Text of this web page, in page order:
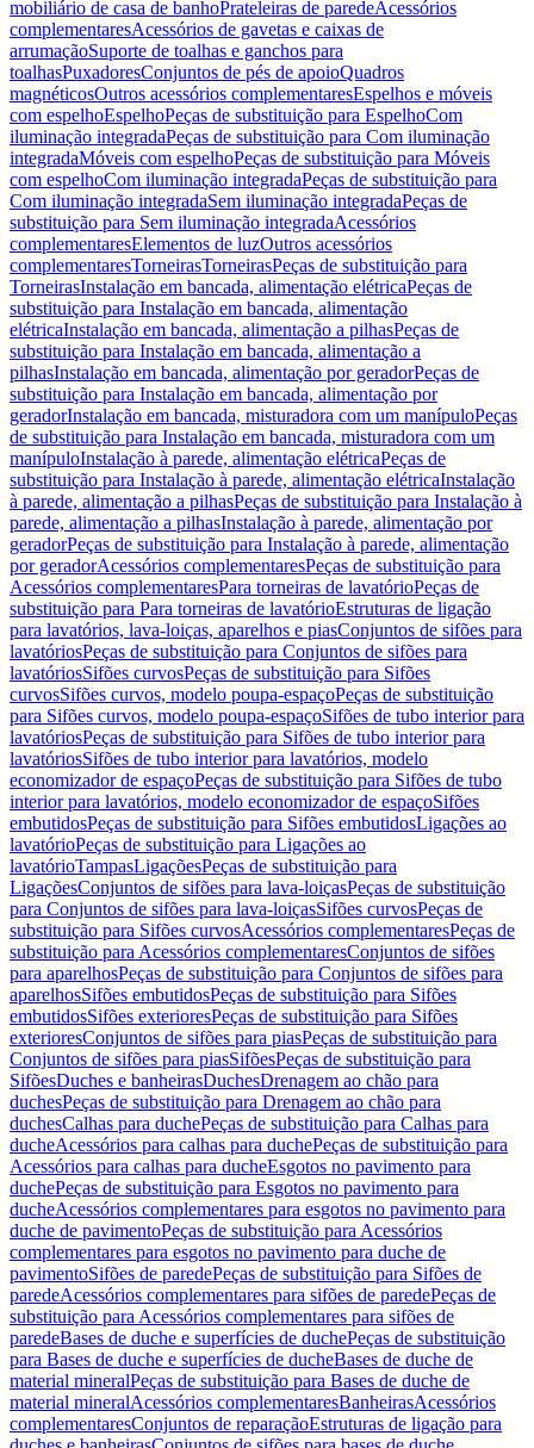
mobiliário de casa de banhoPrateleiras de paredeAcessórios
complementaresAcessórios de gavetas e caixas de
arrumaçãoSuporte de toalhas e ganchos para
toalhasPuxadoresConjuntos de pés de apoioQuadros
magnéticosOutros acessórios complementaresEspelhos e móveis
com espelhoEspelhoPeças de substituição para EspelhoCom
iluminação integradaPeças de substituição para Com iluminação
integradaMóveis com espelhoPeças de substituição para Móveis
com espelhoCom iluminação integradaPeças de substituição para
Com iluminação integradaSem iluminação integradaPeças de
substituição para Sem iluminação integradaAcessórios
complementaresElementos de luzOutros acessórios
complementaresTorneirasTorneirasPeças de substituição para
TorneirasInstalação em bancada, alimentação elétricaPeças de
substituição para Instalação em bancada, alimentação
elétricaInstalação em bancada, alimentação a pilhasPeças de
substituição para Instalação em bancada, alimentação a
pilhasInstalação em bancada, alimentação por geradorPeças de
substituição para Instalação em bancada, alimentação por
geradorInstalação em bancada, misturadora com um manípuloPeças
de substituição para Instalação em bancada, misturadora com um
manípuloInstalação à parede, alimentação elétricaPeças de
substituição para Instalação à parede, alimentação elétricaInstalação
à parede, alimentação a pilhasPeças de substituição para Instalação à
parede, alimentação a pilhasInstalação à parede, alimentação por
geradorPeças de substituição para Instalação à parede, alimentação
por geradorAcessórios complementaresPeças de substituição para
Acessórios complementaresPara torneiras de lavatórioPeças de
substituição para Para torneiras de lavatórioEstruturas de ligação
para lavatórios, lava-loiças, aparelhos e piasConjuntos de sifões para
lavatóriosPeças de substituição para Conjuntos de sifões para
lavatóriosSifões curvosPeças de substituição para Sifões
curvosSifões curvos, modelo poupa-espaçoPeças de substituição
para Sifões curvos, modelo poupa-espaçoSifões de tubo interior para
lavatóriosPeças de substituição para Sifões de tubo interior para
lavatóriosSifões de tubo interior para lavatórios, modelo
economizador de espaçoPeças de substituição para Sifões de tubo
interior para lavatórios, modelo economizador de espaçoSifões
embutidosPeças de substituição para Sifões embutidosLigações ao
lavatórioPeças de substituição para Ligações ao
lavatórioTampasLigaçõesPeças de substituição para
LigaçõesConjuntos de sifões para lava-loiçasPeças de substituição
para Conjuntos de sifões para lava-loiçasSifões curvosPeças de
substituição para Sifões curvosAcessórios complementaresPeças de
substituição para Acessórios complementaresConjuntos de sifões
para aparelhosPeças de substituição para Conjuntos de sifões para
aparelhosSifões embutidosPeças de substituição para Sifões
embutidosSifões exterioresPeças de substituição para Sifões
exterioresConjuntos de sifões para piasPeças de substituição para
Conjuntos de sifões para piasSifõesPeças de substituição para
SifõesDuches e banheirasDuchesDrenagem ao chão para
duchesPeças de substituição para Drenagem ao chão para
duchesCalhas para duchePeças de substituição para Calhas para
ducheAcessórios para calhas para duchePeças de substituição para
Acessórios para calhas para ducheEsgotos no pavimento para
duchePeças de substituição para Esgotos no pavimento para
ducheAcessórios complementares para esgotos no pavimento para
duche de pavimentoPeças de substituição para Acessórios
complementares para esgotos no pavimento para duche de
pavimentoSifões de paredePeças de substituição para Sifões de
paredeAcessórios complementares para sifões de paredePeças de
substituição para Acessórios complementares para sifões de
paredeBases de duche e superfícies de duchePeças de substituição
para Bases de duche e superfícies de ducheBases de duche de
material mineralPeças de substituição para Bases de duche de
material mineralAcessórios complementaresBanheirasAcessórios
complementaresConjuntos de reparaçãoEstruturas de ligação para